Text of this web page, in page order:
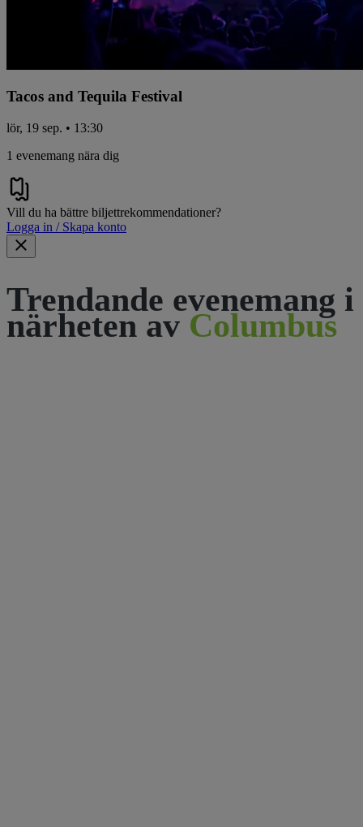
Tacos and Tequila Festival
lör, 19 sep. • 13:30
1 evenemang nära dig
Vill du ha bättre biljettrekommendationer?
Logga in / Skapa konto
Trendande evenemang i
närheten av Columbus